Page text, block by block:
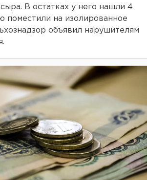
В остатках у него нашли 4
поместили на изолированное
объявил нарушителям